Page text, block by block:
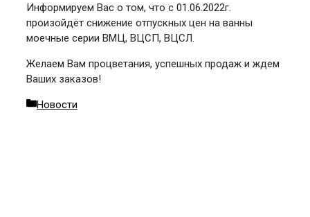
Информируем Вас о том, что с 01.06.2022г.
произойдёт снижение отпускных цен на ванны
моечные серии ВМЦ, ВЦСП, ВЦСЛ.
Желаем Вам процветания, успешных продаж и ждем
Ваших заказов!
Categories
Новости